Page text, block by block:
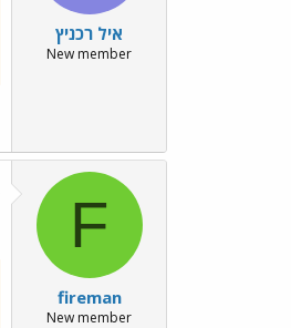
איל רכניץ
New member
F
fireman
New member